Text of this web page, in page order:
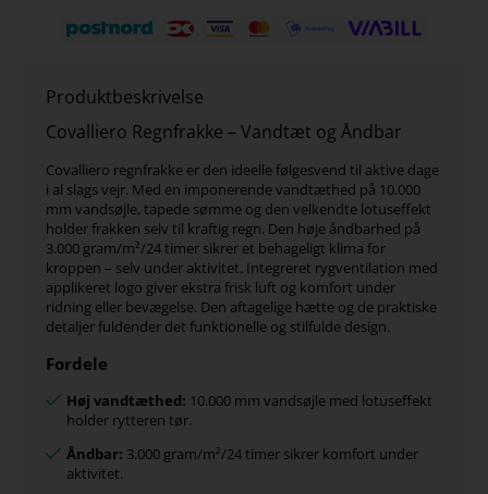
Produktbeskrivelse
Covalliero Regnfrakke – Vandtæt og Åndbar
Covalliero regnfrakke er den ideelle følgesvend til aktive dage
i al slags vejr. Med en imponerende vandtæthed på 10.000
mm vandsøjle, tapede sømme og den velkendte lotuseffekt
holder frakken selv til kraftig regn. Den høje åndbarhed på
3.000 gram/m²/24 timer sikrer et behageligt klima for
kroppen – selv under aktivitet. Integreret rygventilation med
applikeret logo giver ekstra frisk luft og komfort under
ridning eller bevægelse. Den aftagelige hætte og de praktiske
detaljer fuldender det funktionelle og stilfulde design.
Fordele
Høj vandtæthed: 10.000 mm vandsøjle med lotuseffekt
holder rytteren tør.
Åndbar: 3.000 gram/m²/24 timer sikrer komfort under
aktivitet.